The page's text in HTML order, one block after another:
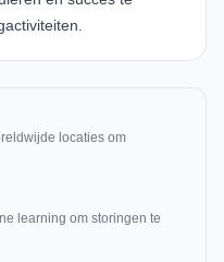
locaties om
learning om storingen te